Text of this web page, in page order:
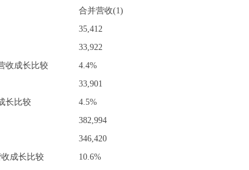
合并营收(1)
35,412
33,922
收成长比较
4.4%
33,901
长比较
4.5%
382,994
346,420
收成长比较
10.6%